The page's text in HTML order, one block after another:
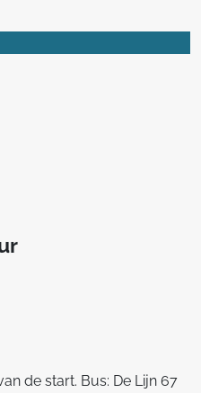
de start. Bus: De Lijn 67